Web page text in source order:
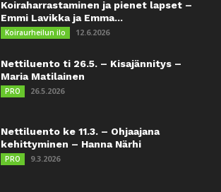
Koiraharrastaminen ja pienet lapset –
Emmi Lavikka ja Emma...
Koiraurheilun ilo 12.6.2026
Nettiluento ti 26.5. – Kisajännitys –
Maria Matilainen
PRO 26.5.2026
Nettiluento ke 11.3. – Ohjaajana
kehittyminen – Hanna Närhi
PRO 9.3.2026